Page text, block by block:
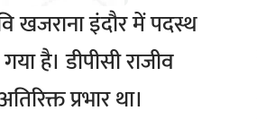
खजराना इंदौर में पदस्थ
है। डीपीसी राजीव
प्रभार था।